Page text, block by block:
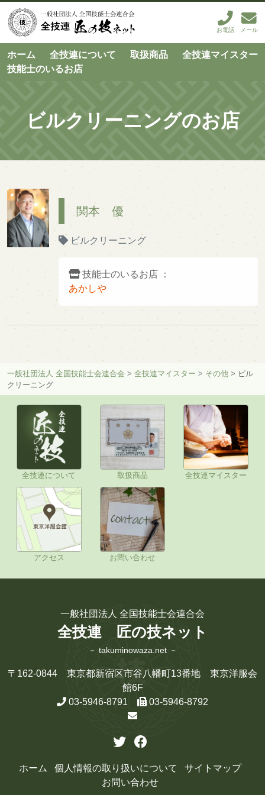
お電話 メール
ホーム 全技連について 取扱商品
全技連マイスター
技能士のいるお店
ビルクリーニングのお店
関本 優
ビルクリーニング
技能士のいるお店 ：
あかしや
一般社団法人 全国技能士会連合会 > 全技連マイスター > その他 > ビル
クリーニング
全技連について 取扱商品 全技連マイスター
アクセス お問い合わせ
一般社団法人 全国技能士会連合会
全技連 匠の技ネット
－ takuminowaza.net －
〒162-0844 東京都新宿区市谷八幡町13番地 東京洋服会
館6F
03-5946-8791
03-5946-8792
ホーム 個人情報の取り扱いについて
サイトマップ
お問い合わせ